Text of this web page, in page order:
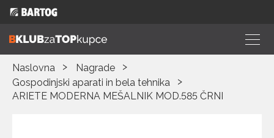
Naslovna
Nagrade
Gospodinjski aparati in bela tehnika
ARIETE MODERNA MEŠALNIK MOD.585 ČRNI